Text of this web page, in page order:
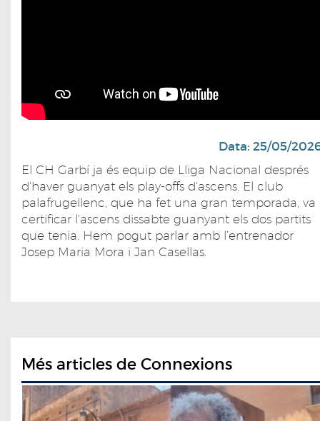
Data: 25/05/
El CH Garbí ja és equip de Lliga Nacional després
d'haver guanyat els play-offs d'ascens. El club
palafrugellenc, que ha fet una gran temporada, va
certificar l'ascens dissabte guanyant els dos partits
que tenia. Hem pogut parlar amb l’entrenador
Josep Maria Mora i Jan Casellas.
Més articles de Connexions